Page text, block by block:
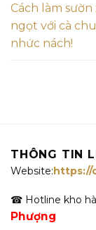
Cách làm sườn
ngọt với cà
nhức nách!
THÔNG TIN
Website:https://
☎ Hotline kho
Phượng